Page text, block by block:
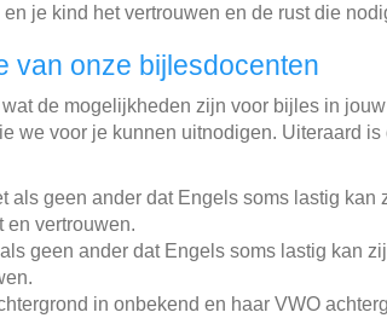
je kind het vertrouwen en de rust die
van onze bijlesdocenten
de mogelijkheden zijn voor bijles in
we voor je kunnen uitnodigen. Uiteraard
als geen ander dat Engels soms lastig
en vertrouwen.
geen ander dat Engels soms lastig kan
in onbekend en haar VWO